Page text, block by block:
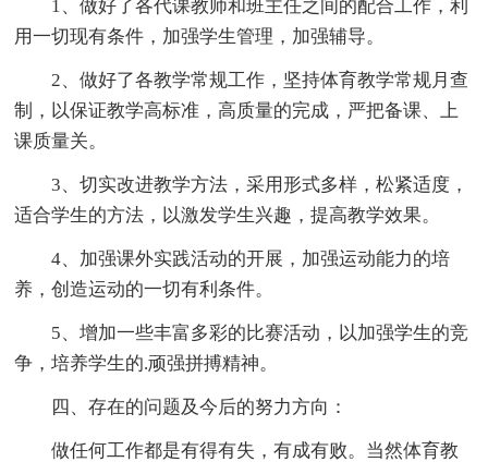
1、做好了各代课教师和班主任之间的配合工作，利
用一切现有条件，加强学生管理，加强辅导。
2、做好了各教学常规工作，坚持体育教学常规月查
制，以保证教学高标准，高质量的完成，严把备课、上
课质量关。
3、切实改进教学方法，采用形式多样，松紧适度，
适合学生的方法，以激发学生兴趣，提高教学效果。
4、加强课外实践活动的开展，加强运动能力的培
养，创造运动的一切有利条件。
5、增加一些丰富多彩的比赛活动，以加强学生的竞
争，培养学生的.顽强拼搏精神。
四、存在的问题及今后的努力方向：
做任何工作都是有得有失，有成有败。当然体育教